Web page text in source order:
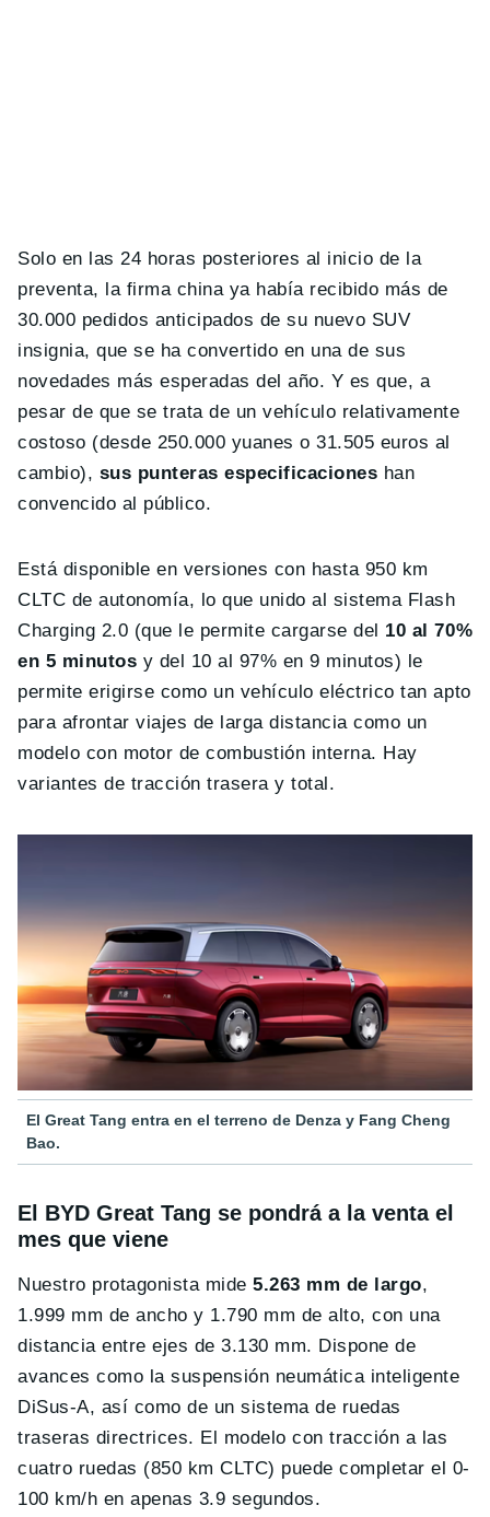
Solo en las 24 horas posteriores al inicio de la
preventa, la firma china ya había recibido más de
30.000 pedidos anticipados de su nuevo SUV
insignia, que se ha convertido en una de sus
novedades más esperadas del año. Y es que, a
pesar de que se trata de un vehículo relativamente
costoso (desde 250.000 yuanes o 31.505 euros al
cambio), sus punteras especificaciones han
convencido al público.
Está disponible en versiones con hasta 950 km
CLTC de autonomía, lo que unido al sistema Flash
Charging 2.0 (que le permite cargarse del 10 al 70%
en 5 minutos y del 10 al 97% en 9 minutos) le
permite erigirse como un vehículo eléctrico tan apto
para afrontar viajes de larga distancia como un
modelo con motor de combustión interna. Hay
variantes de tracción trasera y total.
El Great Tang entra en el terreno de Denza y Fang Cheng
Bao.
El BYD Great Tang se pondrá a la venta el
mes que viene
Nuestro protagonista mide5.263 mm de largo,
1.999 mm de ancho y 1.790 mm de alto, con una
distancia entre ejes de 3.130 mm. Dispone de
avances como la suspensión neumática inteligente
DiSus-A, así como de un sistema de ruedas
traseras directrices. El modelo con tracción a las
cuatro ruedas (850 km CLTC) puede completar el 0-
100 km/h en apenas 3.9 segundos.